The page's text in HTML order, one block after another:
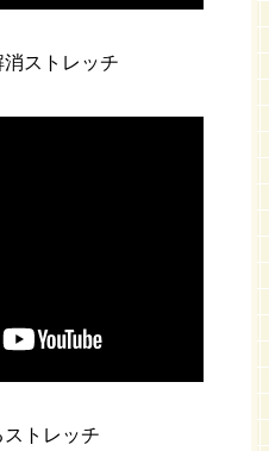
ストレッチ
トレッチ